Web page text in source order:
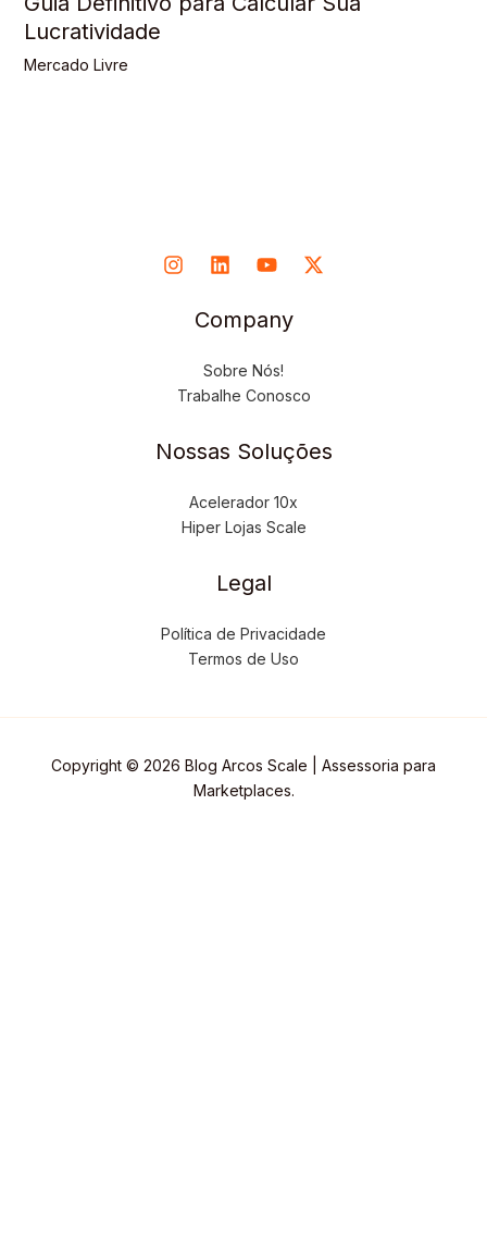
Lucratividade
Mercado Livre
Company
Sobre Nós!
Trabalhe Conosco
Nossas Soluções
Acelerador 10x
Hiper Lojas Scale
Legal
Política de Privacidade
Termos de Uso
Copyright © 2026 Blog Arcos Scale | Assessoria para
Marketplaces.